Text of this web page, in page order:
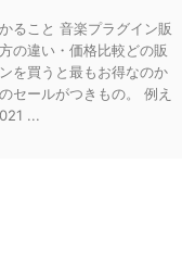
ること 音楽プラグイン販
の違い・価格比較どの販
を買うと最もお得なのか
セールがつきもの。 例え
...